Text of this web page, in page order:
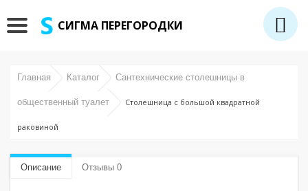
СИГМА ПЕРЕГОРОДКИ
Главная Каталог Сантехнические столешницы в
общественный туалет Столешница с большой квадратной
раковиной
Описание Отзывы 0